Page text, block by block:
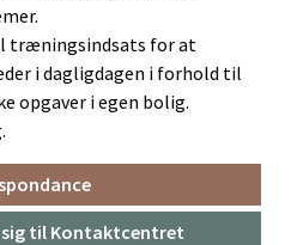
træningsindsats for at
i dagligdagen i forhold til
opgaver i egen bolig.
sig til Kontaktcentret